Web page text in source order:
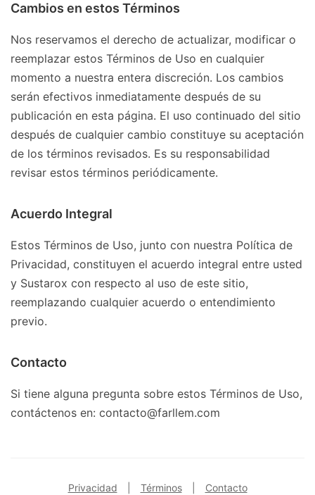
Cambios en estos Términos
Nos reservamos el derecho de actualizar, modificar o
reemplazar estos Términos de Uso en cualquier
momento a nuestra entera discreción. Los cambios
serán efectivos inmediatamente después de su
publicación en esta página. El uso continuado del sitio
después de cualquier cambio constituye su aceptación
de los términos revisados. Es su responsabilidad
revisar estos términos periódicamente.
Acuerdo Integral
Estos Términos de Uso, junto con nuestra Política de
Privacidad, constituyen el acuerdo integral entre usted
y Sustarox con respecto al uso de este sitio,
reemplazando cualquier acuerdo o entendimiento
previo.
Contacto
Si tiene alguna pregunta sobre estos Términos de Uso,
contáctenos en: contacto@farllem.com
Privacidad Términos Contacto